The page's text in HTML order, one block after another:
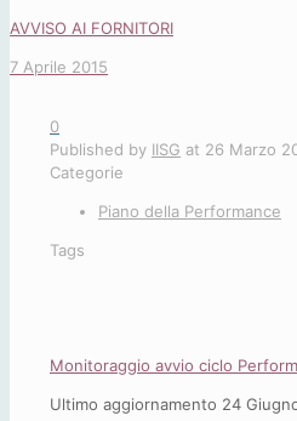
AVVISO AI FORNITORI
7 Aprile 2015
0
Published by IISG at 26 Marzo
Categorie
Piano della Performance
Tags
Monitoraggio avvio ciclo
Ultimo aggiornamento 24